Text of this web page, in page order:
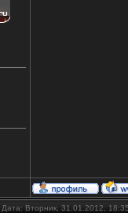
Дата: Вторник, 31.01.2012,